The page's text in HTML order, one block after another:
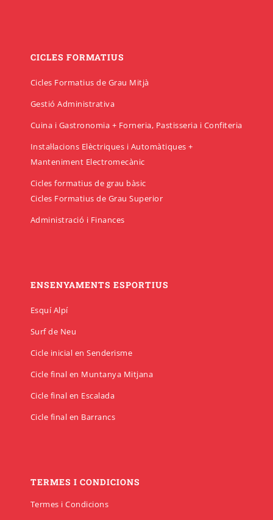
CICLES FORMATIUS
Cicles Formatius de Grau Mitjà
Gestió Administrativa
Cuina i Gastronomia + Forneria, Pastisseria i Confiteria
Instal·lacions Elèctriques i Automàtiques +
Manteniment Electromecànic
Cicles formatius de grau bàsic
Cicles Formatius de Grau Superior
Administració i Finances
ENSENYAMENTS ESPORTIUS
Esquí Alpí
Surf de Neu
Cicle inicial en Senderisme
Cicle final en Muntanya Mitjana
Cicle final en Escalada
Cicle final en Barrancs
TERMES I CONDICIONS
Termes i Condicions